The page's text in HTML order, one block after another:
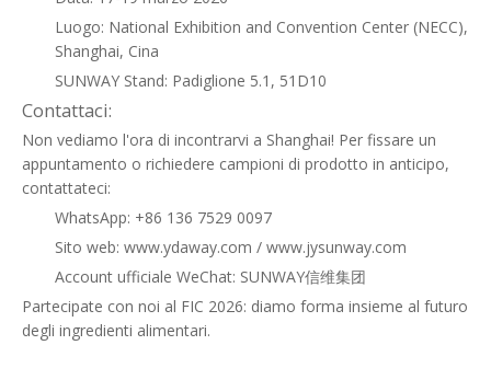
Luogo: National Exhibition and Convention Center (NECC),
Shanghai, Cina
SUNWAY Stand: Padiglione 5.1, 51D10
Contattaci:
Non vediamo l'ora di incontrarvi a Shanghai! Per fissare un
appuntamento o richiedere campioni di prodotto in anticipo,
contattateci:
WhatsApp: +86 136 7529 0097
Sito web: www.ydaway.com / www.jysunway.com
Account ufficiale WeChat: SUNWAY信维集团
Partecipate con noi al FIC 2026: diamo forma insieme al futuro
degli ingredienti alimentari.